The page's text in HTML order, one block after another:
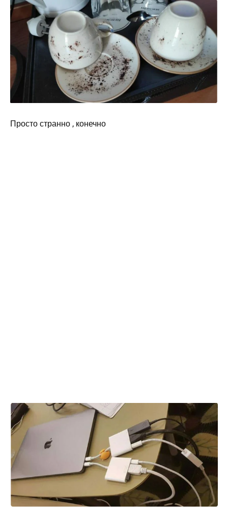
Просто странно , конечно